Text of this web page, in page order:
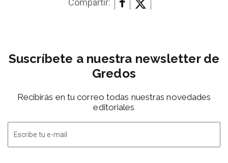
Compartir:
Suscríbete a nuestra newsletter de
Gredos
Recibirás en tu correo todas nuestras novedades
editoriales